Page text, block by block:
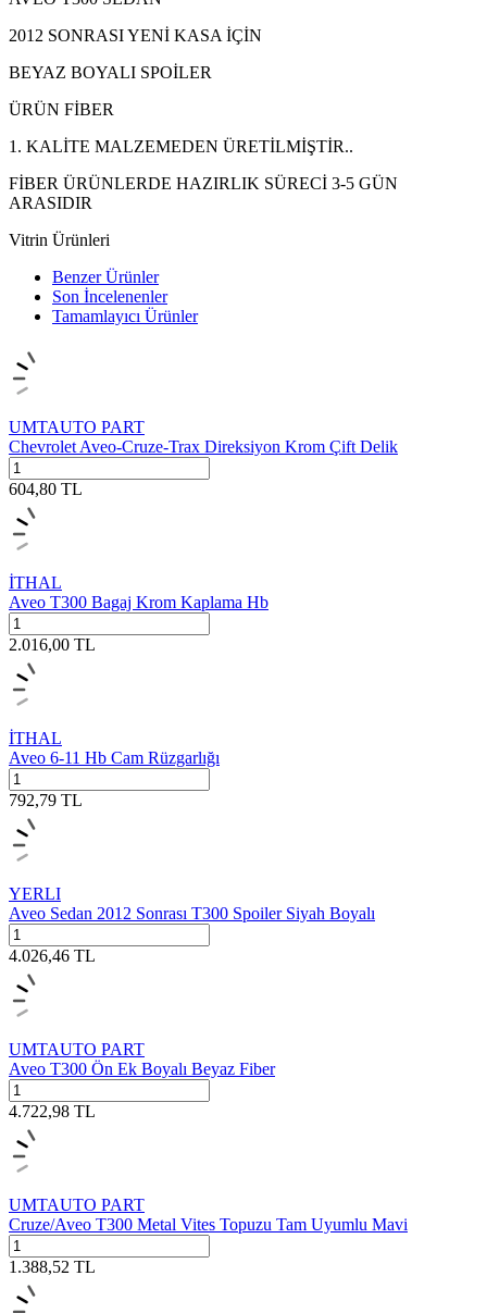
2012 SONRASI YENİ KASA İÇİN
BEYAZ BOYALI SPOİLER
ÜRÜN FİBER
1. KALİTE MALZEMEDEN ÜRETİLMİŞTİR..
FİBER ÜRÜNLERDE HAZIRLIK SÜRECİ 3-5 GÜN
ARASIDIR
Vitrin Ürünleri
Benzer Ürünler
Son İncelenenler
Tamamlayıcı Ürünler
UMTAUTO PART
Chevrolet Aveo-Cruze-Trax Direksiyon Krom Çift Delik
604,80 TL
İTHAL
Aveo T300 Bagaj Krom Kaplama Hb
2.016,00 TL
İTHAL
Aveo 6-11 Hb Cam Rüzgarlığı
792,79 TL
YERLI
Aveo Sedan 2012 Sonrası T300 Spoiler Siyah Boyalı
4.026,46 TL
UMTAUTO PART
Aveo T300 Ön Ek Boyalı Beyaz Fiber
4.722,98 TL
UMTAUTO PART
Cruze/Aveo T300 Metal Vites Topuzu Tam Uyumlu Mavi
1.388,52 TL